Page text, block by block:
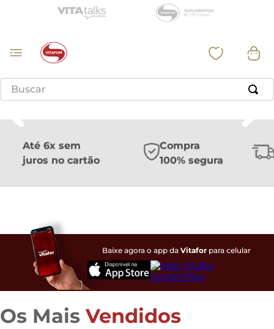
Buscar
Até 6x sem
juros no cartão
Compra
100% segura
Baixe agora o app daVitafor para celular
Os Mais Vendidos